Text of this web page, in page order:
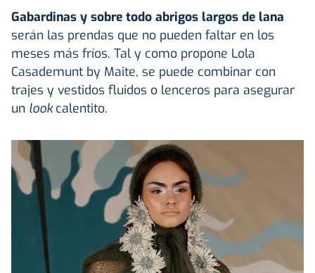
Gabardinas y sobre todo abrigos largos de lana
serán las prendas que no pueden faltar en los
meses más fríos. Tal y como propone Lola
Casademunt by Maite, se puede combinar con
trajes y vestidos fluidos o lenceros para asegurar
un lookcalentito.